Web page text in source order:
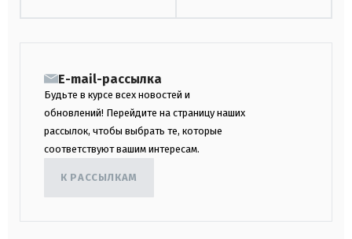
E-mail-рассылка
Будьте в курсе всех новостей и
обновлений! Перейдите на страницу наших
рассылок, чтобы выбрать те, которые
соответствуют вашим интересам.
К РАССЫЛКАМ